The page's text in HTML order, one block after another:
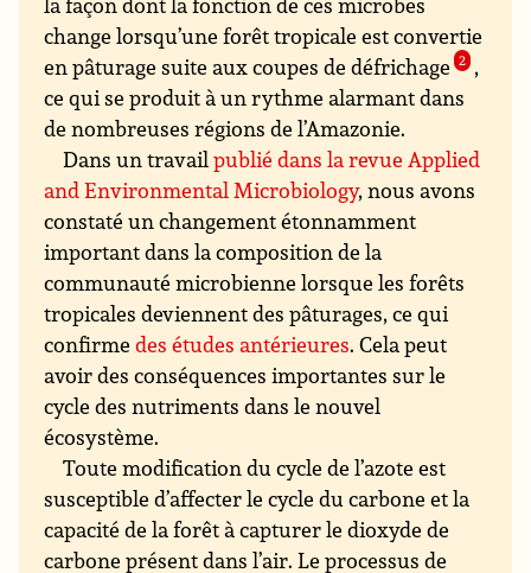
change lorsqu’une forêt tropicale est convertie
en pâturage suite aux coupes de défrichage 2 ,
ce qui se produit à un rythme alarmant dans
de nombreuses régions de l’Amazonie.
Dans un travailpublié dans la revue Applied
and Environmental Microbiology, nous avons
constaté un changement étonnamment
important dans la composition de la
communauté microbienne lorsque les forêts
tropicales deviennent des pâturages, ce qui
confirmedes études antérieures. Cela peut
avoir des conséquences importantes sur le
cycle des nutriments dans le nouvel
écosystème.
Toute modification du cycle de l’azote est
susceptible d’affecter le cycle du carbone et la
capacité de la forêt à capturer le dioxyde de
carbone présent dans l’air. Le processus de